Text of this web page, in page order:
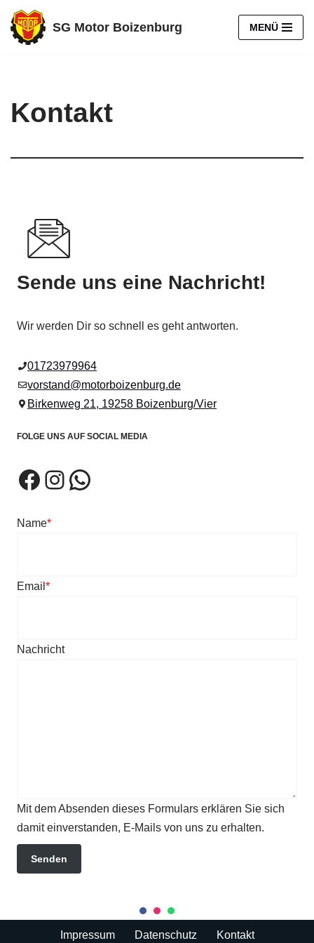
Zum
SG Motor Boizenburg MENÜ
Kontakt
Sende uns eine Nachricht!
Wir werden Dir so schnell es geht antworten.
01723979964
vorstand@motorboizenburg.de
Birkenweg 21, 19258 Boizenburg/Vier
FOLGE UNS AUF SOCIAL MEDIA
Name*
Email *
Nachricht
Mit dem Absenden dieses Formulars erklären Sie sich
damit einverstanden, E-Mails von uns zu erhalten.
Senden
Impressum Datenschutz Kontakt